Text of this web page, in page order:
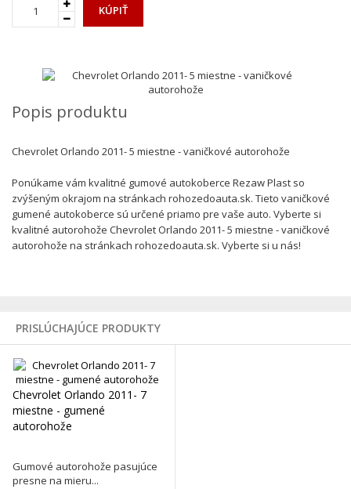
KÚPIŤ
Popis produktu
Chevrolet Orlando 2011- 5 miestne - vaničkové autorohože
Ponúkame vám kvalitné gumové autokoberce Rezaw Plast so
zvýšeným okrajom na stránkach rohozedoauta.sk. Tieto vaničkové
gumené autokoberce sú určené priamo pre vaše auto. Vyberte si
kvalitné autorohože Chevrolet Orlando 2011- 5 miestne - vaničkové
autorohože na stránkach rohozedoauta.sk. Vyberte si u nás!
PRISLÚCHAJÚCE PRODUKTY
Chevrolet Orlando 2011- 7
miestne - gumené
autorohože
Gumové autorohože pasujúce
presne na mieru...